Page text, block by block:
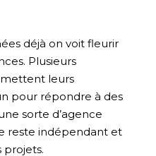
déjà on voit fleurir
Plusieurs
leurs
pour répondre à des
sorte d’agence
reste indépendant et
projets.